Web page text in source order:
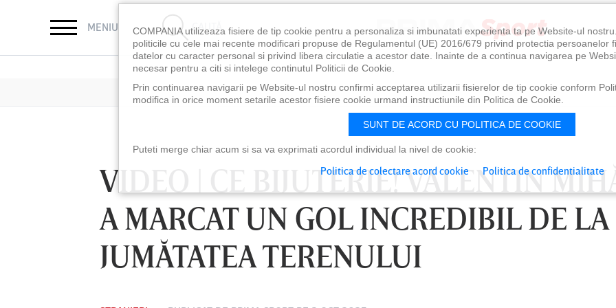
MENIU CAUTĂ
VIDEO | CE BIJUTERIE! VALENTIN
A MARCAT UN GOL INCREDIBIL DE LA
JUMĂTATEA TERENULUI
COMPANIA utilizeaza fisiere de tip cookie pentru a personaliza si imbunatati experienta ta pe Website-ul
politicile cu cele mai recente modificari propuse de Regulamentul (UE) 2016/679 privind protectia persoanelor
datelor cu caracter personal si privind libera circulatie a acestor date. Inainte de a continua navigarea pe
necesar pentru a citi si intelege continutul Politicii de Cookie.
Prin continuarea navigarii pe Website-ul nostru confirmi acceptarea utilizarii fisierelor de tip cookie conform
modifica in orice moment setarile acestor fisiere cookie urmand instructiunile din Politica de Cookie.
SUNT DE ACORD CU POLITICA DE COOKIE
Puteti merge chiar acum si sa va exprimati acordul individual la nivel de cookie:
Politica de colectare acord cookie Politica de confidentialitate